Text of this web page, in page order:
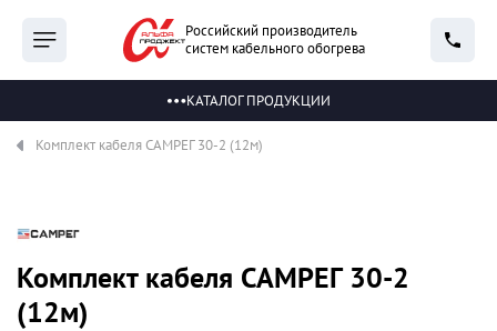
Российский производитель
систем кабельного обогрева
КАТАЛОГ ПРОДУКЦИИ
Комплект кабеля САМРЕГ 30-2 (12м)
Комплект кабеля САМРЕГ 30-2
(12м)